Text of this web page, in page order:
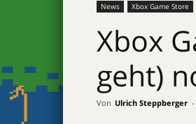
News Xbox Game Store
Xbox
geht)
Von Ulrich Steppberger -